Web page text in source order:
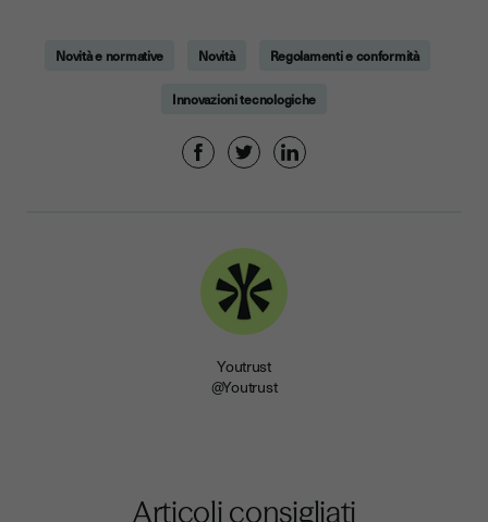
Novità e normative Novità Regolamenti e conformità
Innovazioni tecnologiche
Youtrust
@Youtrust
Articoli consigliati